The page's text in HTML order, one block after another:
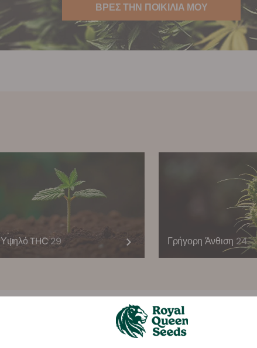
ΒΡΕΣ ΤΗΝ ΠΟΙΚΙΛΙΑ ΜΟΥ
Υψηλό THC29 Γρήγορη Άνθιση 24
Η RQS προτείνει